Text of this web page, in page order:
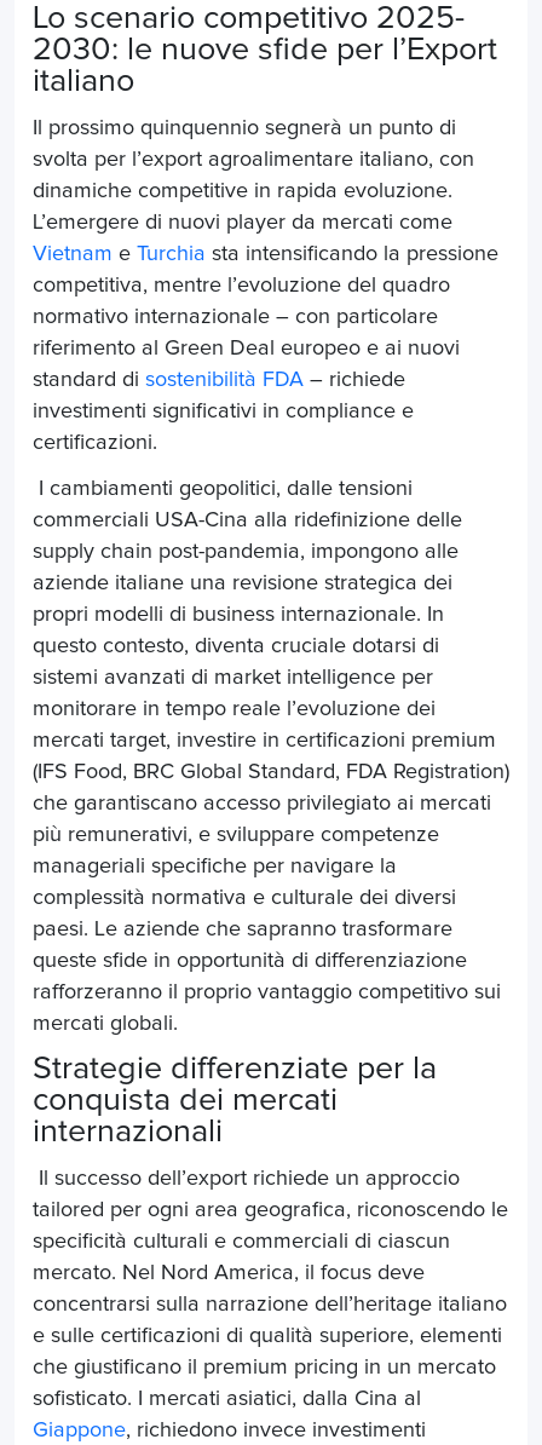
Lo scenario competitivo 2025-
2030: le nuove sfide per l’Export
italiano
Il prossimo quinquennio segnerà un punto di
svolta per l’export agroalimentare italiano, con
dinamiche competitive in rapida evoluzione.
L’emergere di nuovi player da mercati come
Vietnam e Turchia sta intensificando la pressione
competitiva, mentre l’evoluzione del quadro
normativo internazionale – con particolare
riferimento al Green Deal europeo e ai nuovi
standard di sostenibilità FDA – richiede
investimenti significativi in compliance e
certificazioni.
I cambiamenti geopolitici, dalle tensioni
commerciali USA-Cina alla ridefinizione delle
supply chain post-pandemia, impongono alle
aziende italiane una revisione strategica dei
propri modelli di business internazionale. In
questo contesto, diventa cruciale dotarsi di
sistemi avanzati di market intelligence per
monitorare in tempo reale l’evoluzione dei
mercati target, investire in certificazioni premium
(IFS Food, BRC Global Standard, FDA Registration)
che garantiscano accesso privilegiato ai mercati
più remunerativi, e sviluppare competenze
manageriali specifiche per navigare la
complessità normativa e culturale dei diversi
paesi. Le aziende che sapranno trasformare
queste sfide in opportunità di differenziazione
rafforzeranno il proprio vantaggio competitivo sui
mercati globali.
Strategie differenziate per la
conquista dei mercati
internazionali
Il successo dell’export richiede un approccio
tailored per ogni area geografica, riconoscendo le
specificità culturali e commerciali di ciascun
mercato. Nel Nord America, il focus deve
concentrarsi sulla narrazione dell’heritage italiano
e sulle certificazioni di qualità superiore, elementi
che giustificano il premium pricing in un mercato
sofisticato. I mercati asiatici, dalla Cina al
Giappone, richiedono invece investimenti